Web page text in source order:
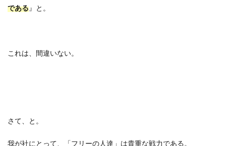
である』と。
これは、間違いない。
さて、と。
我が社にとって、「フリーの人達」は貴重な戦力である。